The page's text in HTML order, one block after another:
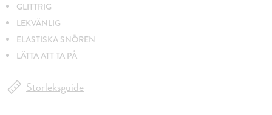
GLITTRIG
LEKVÄNLIG
ELASTISKA SNÖREN
LÄTTA ATT TA PÅ
Storleksguide